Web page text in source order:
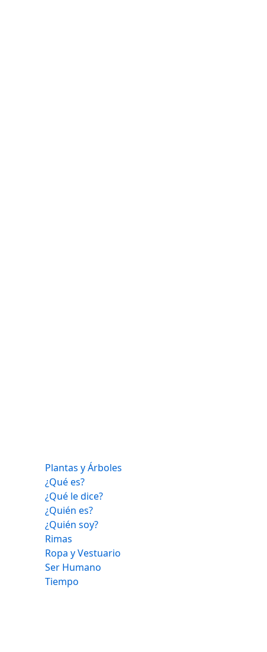
Plantas y Árboles
¿Qué es?
¿Qué le dice?
¿Quién es?
¿Quién soy?
Rimas
Ropa y Vestuario
Ser Humano
Tiempo